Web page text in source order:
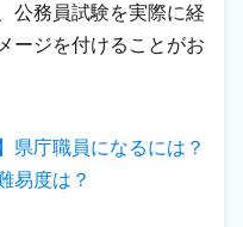
公務員試験を実際に経
ージを付けることがお
県庁職員になるには？
易度は？